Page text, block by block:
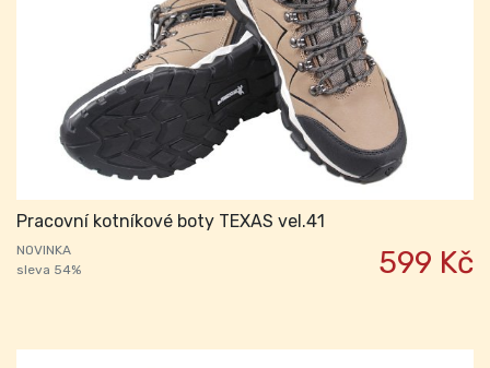
Pracovní kotníkové boty TEXAS vel.41
NOVINKA
sleva 54%
599 Kč